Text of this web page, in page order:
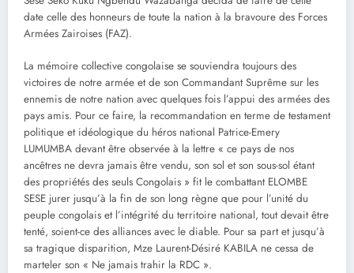
date celle des honneurs de toute la nation à la bravoure des Forces
Armées Zairoises (FAZ).
La mémoire collective congolaise se souviendra toujours des
victoires de notre armée et de son Commandant Suprême sur les
ennemis de notre nation avec quelques fois l’appui des armées des
pays amis. Pour ce faire, la recommandation en terme de testament
politique et idéologique du héros national Patrice-Emery
LUMUMBA devant être observée à la lettre « ce pays de nos
ancêtres ne devra jamais être vendu, son sol et son sous-sol étant
des propriétés des seuls Congolais » fit le combattant ELOMBE
SESE jurer jusqu’à la fin de son long règne que pour l’unité du
peuple congolais et l’intégrité du territoire national, tout devait être
tenté, soient-ce des alliances avec le diable. Pour sa part et jusqu’à
sa tragique disparition, Mze Laurent-Désiré KABILA ne cessa de
marteler son « Ne jamais trahir la RDC ».